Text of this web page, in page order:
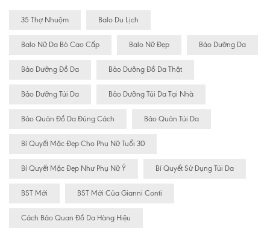
35 Thợ Nhuộm Balo Du Lịch
Balo Nữ Da Bò Cao Cấp Balo Nữ Đẹp Bảo Dưỡng Da
Bảo Dưỡng Đồ Da Bảo Dưỡng Đồ Da Thật
Bảo Dưỡng Túi Da Bảo Dưỡng Túi Da Tại Nhà
Bảo Quản Đồ Da Đúng Cách Bảo Quản Túi Da
Bí Quyết Mặc Đẹp Cho Phụ Nữ Tuổi 30
Bí Quyết Mặc Đẹp Như Phụ Nữ Ý Bí Quyết Sử Dụng Túi Da
BST Mới BST Mới Của Gianni Conti
Cách Bảo Quan Đồ Da Hàng Hiệu